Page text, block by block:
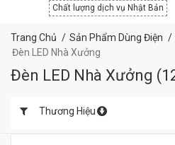
Chất lượng dịch vụ Nhật Bản
Trang Chủ Sản Phẩm Dùng Điện
Đèn LED Nhà Xưởng
Đèn LED Nhà Xưởng (
Thương Hiệu